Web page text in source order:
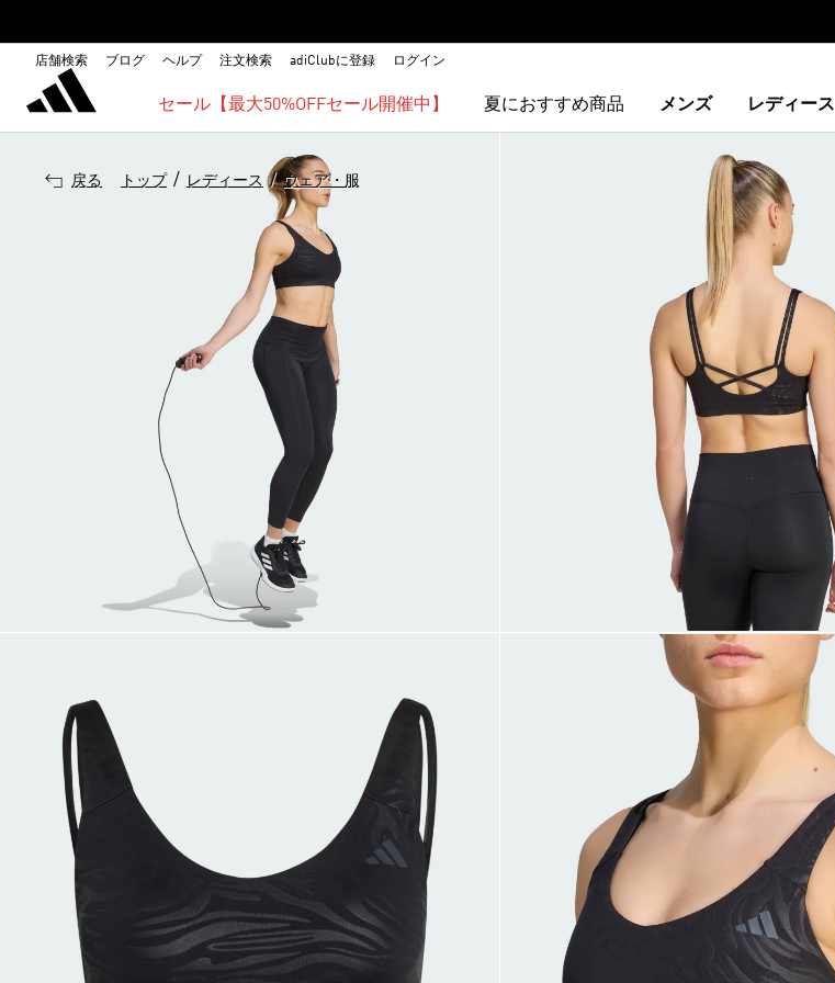
店舗検索 ブログ ヘルプ 注文検索 adiClubに登録 ログイン
セール【最大50%OFFセール開催中】 夏におすすめ商品 メンズ レディース
戻る トップ / レディース / ウェア・服